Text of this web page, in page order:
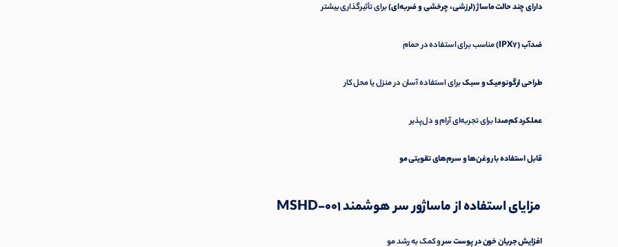
دارای چند حالت ماساژ (لرزشی، چرخشی و ضربه‌ای)برای تأثیرگذاری بیشتر
ضدآب (IPX7) مناسب برای استفاده در حمام
طراحی ارگونومیک و سبکبرای استفاده آسان در منزل یا محل کار
عملکرد کم‌صدابرای تجربه‌ای آرام و دل‌پذیر
قابل استفاده با روغن‌ها و سرم‌های تقویتی مو
مزایای استفاده از ماساژور سر هوشمند MSHD-001
افزایش جریان خون در پوست سرو کمک به رشد مو